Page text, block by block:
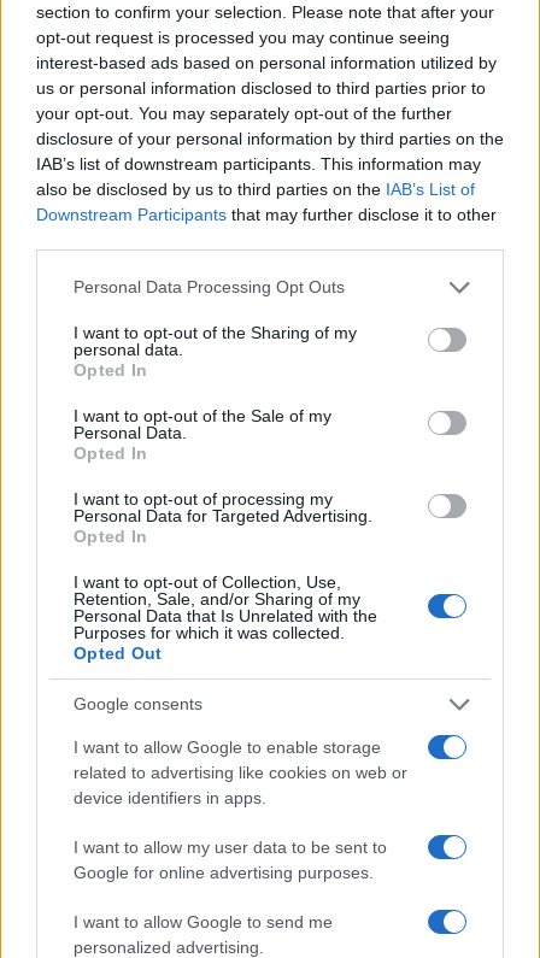
section to confirm your selection. Please note that after your
opt-out request is processed you may continue seeing
interest-based ads based on personal information utilized by
us or personal information disclosed to third parties prior to
your opt-out. You may separately opt-out of the further
disclosure of your personal information by third parties on the
IAB’s list of downstream participants. This information may
also be disclosed by us to third parties on the IAB’s List of
Downstream Participants that may further disclose it to other
Please note that this website/app uses one or more Google
not limited to your visit or usage behaviour. You may click to
grant or deny consent to Google and its third-party tags to
use your data for below specified purposes in below Google
consent section.
Personal Data Processing Opt Outs
I want to opt-out of the Sharing of my
personal data.
Opted In
I want to opt-out of the Sale of my
Personal Data.
Opted In
I want to opt-out of processing my
Personal Data for Targeted Advertising.
Opted In
I want to opt-out of Collection, Use,
Retention, Sale, and/or Sharing of my
Personal Data that Is Unrelated with the
Purposes for which it was collected.
Opted Out
Google consents
I want to allow Google to enable storage
related to advertising like cookies on web or
device identifiers in apps.
I want to allow my user data to be sent to
Google for online advertising purposes.
I want to allow Google to send me
personalized advertising.
CALCIO
Il ritorno di Raul Jimenez al Wolves: storia, numeri e
passione
PIÙ LETTI
A quanto ammonta il patrimonio di Andrea Pirlo?
3
Lazio e Milan: tutti gli ex calciatori che hanno
Union Berlino-Cagliari: dove vedere l’amichevole
estiva in diretta
Chi è Sara Gama: fidanzato, figli e vita privata